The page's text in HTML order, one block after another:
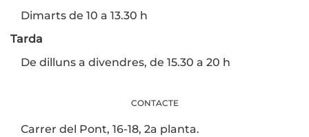
Dimarts de 10 a 13.30 h
Tarda
De dilluns a divendres, de 15.30 a 20 h
CONTACTE
Carrer del Pont, 16-18, 2a planta.